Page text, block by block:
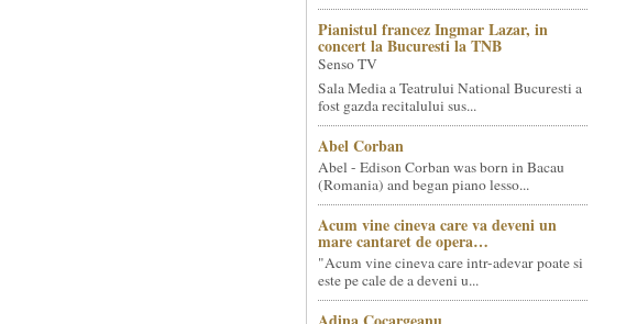
Pianistul francez Ingmar Lazar, in
concert la Bucuresti la TNB
Senso TV
Sala Media a Teatrului National Bucuresti a
fost gazda recitalului sus...
Abel Corban
Abel - Edison Corban was born in Bacau
(Romania) and began piano lesso...
Acum vine cineva care va deveni un
mare cantaret de opera…
"Acum vine cineva care intr-adevar poate si
este pe cale de a deveni u...